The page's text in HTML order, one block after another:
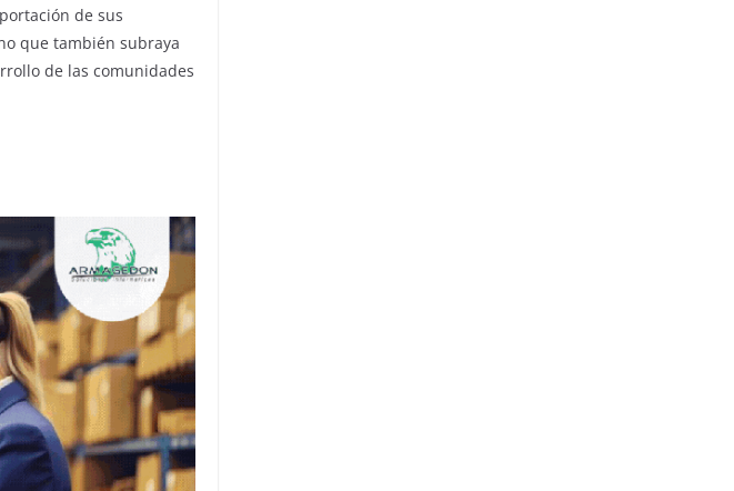
de sus
que también subraya
de las comunidades